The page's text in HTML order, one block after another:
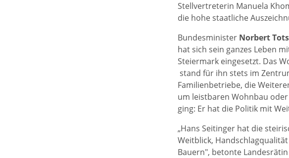
Stellvertreterin Manuela
die hohe staatliche
Bundesminister Norbert
hat sich sein ganzes Leben
Steiermark eingesetzt. Das
stand für ihn stets im
Familienbetriebe, die
um leistbaren Wohnbau
ging: Er hat die Politik mit
„Hans Seitinger hat die
Weitblick,
Bauern", betonte Landesrätin